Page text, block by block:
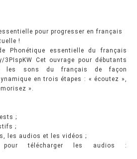
pour progresser en français
!
Phonétique essentielle du français
Cet ouvrage pour débutants
les sons du français de façon
en trois étapes : « écoutez »,
».
;
;
les audios et les vidéos ;
télécharger les audios :